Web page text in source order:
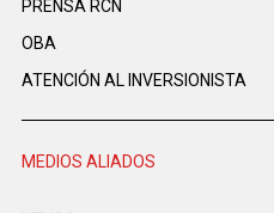
PRENSA RCN
OBA
ATENCIÓN AL INVERSIONISTA
MEDIOS ALIADOS